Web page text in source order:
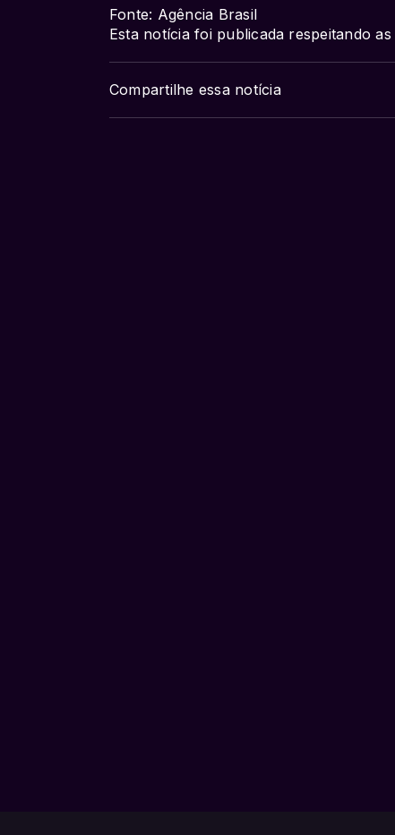
Fonte: Agência Brasil
Esta notícia foi publicada respeitando as
Compartilhe essa notícia